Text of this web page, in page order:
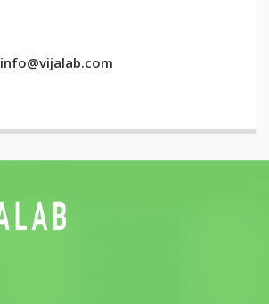
info@vijalab.com